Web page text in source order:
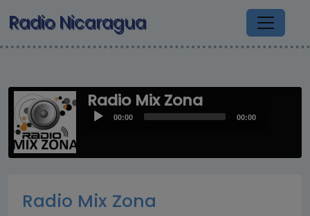
Pasar al contenido principal
Radio Nicaragua
Radio Mix Zona
Audio00:00 00:00
Radio Mix Zona